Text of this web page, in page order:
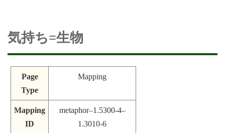
気持ち=生物
Page
Type
Mapping
Mapping
ID
metaphor–1.5300-4–
1.3010-6